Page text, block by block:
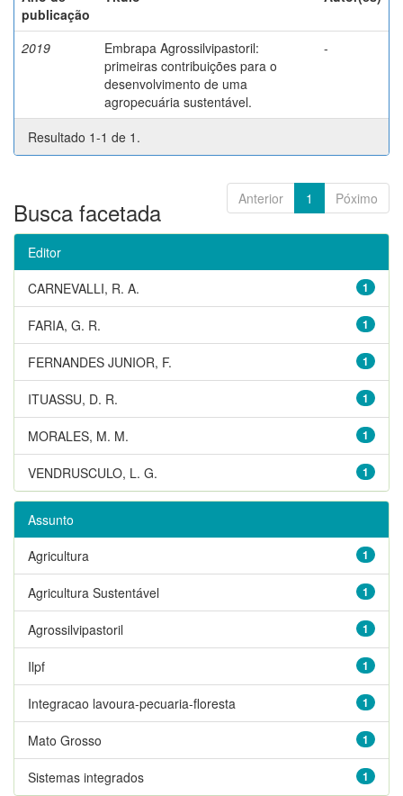
publicação
2019
Embrapa Agrossilvipastoril:
primeiras contribuições para o
desenvolvimento de uma
agropecuária sustentável.
-
Resultado 1-1 de 1.
Anterior 1 Póximo
Busca facetada
Editor
1
CARNEVALLI, R. A.
1
FARIA, G. R.
1
FERNANDES JUNIOR, F.
1
ITUASSU, D. R.
1
MORALES, M. M.
1
VENDRUSCULO, L. G.
Assunto
1
Agricultura
1
Agricultura Sustentável
1
Agrossilvipastoril
1
Ilpf
1
Integracao lavoura-pecuaria-floresta
1
Mato Grosso
1
Sistemas integrados